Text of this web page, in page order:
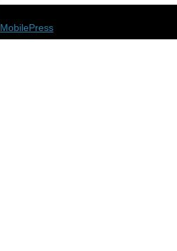
MobilePress